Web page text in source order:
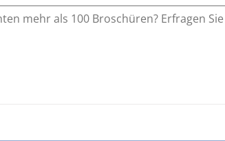
mehr als 100 Broschüren? Erfragen